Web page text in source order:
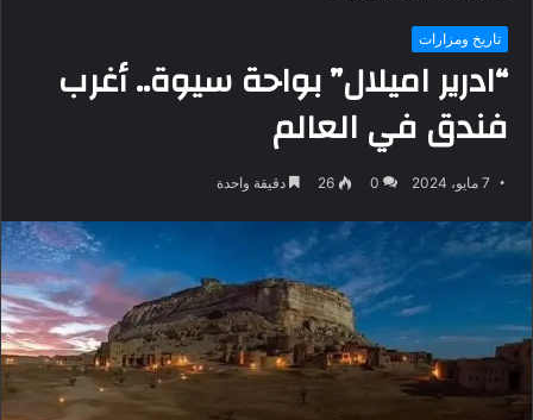
تاريخ ومزارات
“ادرير اميلال” بواحة سيوة.. أغرب
فندق في العالم
7 مايو، 2024 0
26 دقيقة واحدة